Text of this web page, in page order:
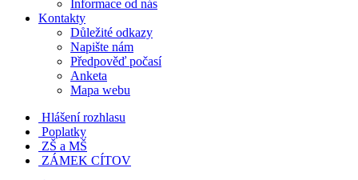
Informace od nás
Kontakty
Důležité odkazy
Napište nám
Předpověď počasí
Anketa
Mapa webu
Hlášení rozhlasu
Poplatky
ZŠ a MŠ
ZÁMEK CÍTOV